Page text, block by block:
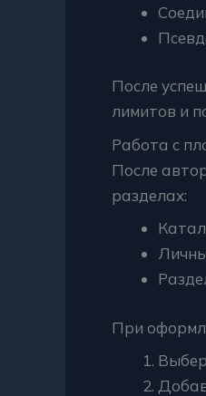
После
лимитов и
Работа с
После
разделах:
При